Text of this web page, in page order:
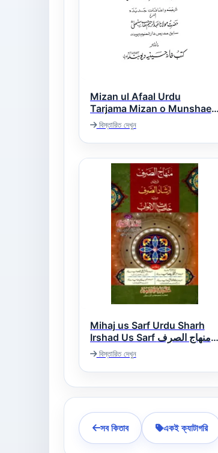
Mizan ul Afaal Urdu
Tarjama Mizan o Munshaeb
میزان الافعال
বিস্তারিত দেখুন
Mihaj us Sarf Urdu Sharh
Irshad Us Sarf منھاج الصرف
اردو شرح ارشاد الصرف
বিস্তারিত দেখুন
সব কিতাব একই ক্যাটাগরি